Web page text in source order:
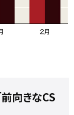
前向きなCS